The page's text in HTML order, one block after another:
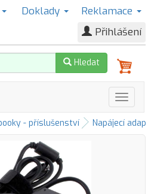
Doklady
Reklamace
Přihlášení
Hledat
- příslušenství Napájecí